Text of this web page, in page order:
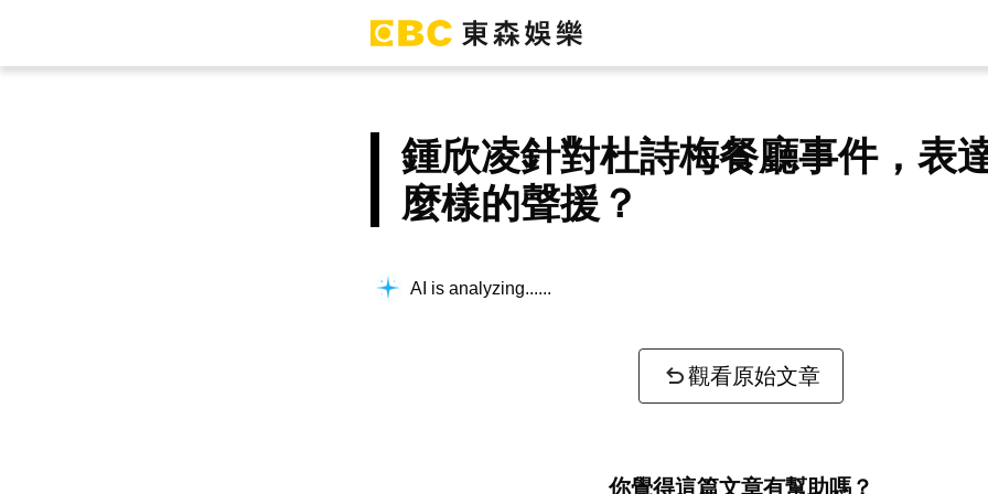
鍾欣凌針對杜詩梅餐廳事件，表
麼樣的聲援？
AI is analyzing...
觀看原始文章
你覺得這篇文章有幫助嗎？